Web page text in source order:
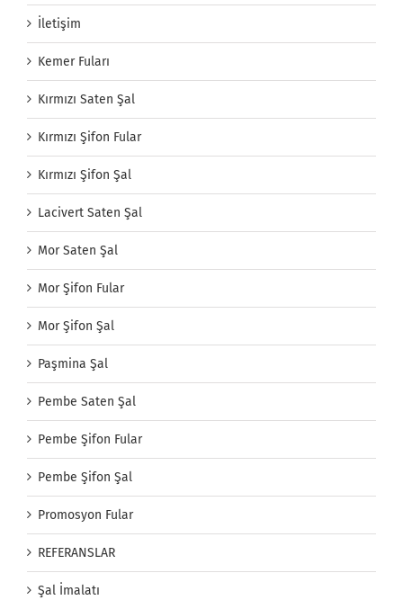
İletişim
Kemer Fuları
Kırmızı Saten Şal
Kırmızı Şifon Fular
Kırmızı Şifon Şal
Lacivert Saten Şal
Mor Saten Şal
Mor Şifon Fular
Mor Şifon Şal
Paşmina Şal
Pembe Saten Şal
Pembe Şifon Fular
Pembe Şifon Şal
Promosyon Fular
REFERANSLAR
Şal İmalatı